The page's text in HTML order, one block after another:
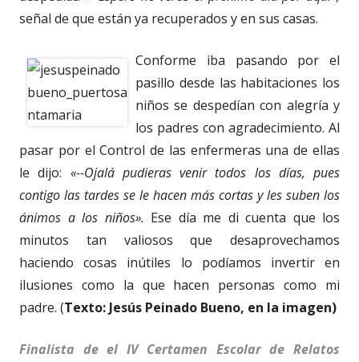
señal de que están ya recuperados y en sus casas.
Conforme iba pasando por el
pasillo desde las habitaciones los
niños se despedían con alegría y
los padres con agradecimiento. Al
pasar por el Control de las enfermeras una de ellas
le dijo: «--Ojalá pudieras venir todos los días, pues
contigo las tardes se le hacen más cortas y les suben los
ánimos a los niños». Ese día me di cuenta que los
minutos tan valiosos que desaprovechamos
haciendo cosas inútiles lo podíamos invertir en
ilusiones como la que hacen personas como mi
padre. (Texto: Jesús Peinado Bueno, en la imagen)
Finalista de el IV Certamen Escolar de Relatos